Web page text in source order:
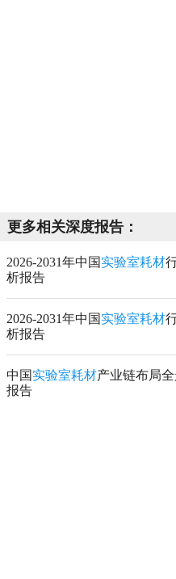
更多相关深度报告：
2026-2031年中国 实验室耗材
析报告
2026-2031年中国 实验室耗材
析报告
中国 实验室耗材产业链布局
报告